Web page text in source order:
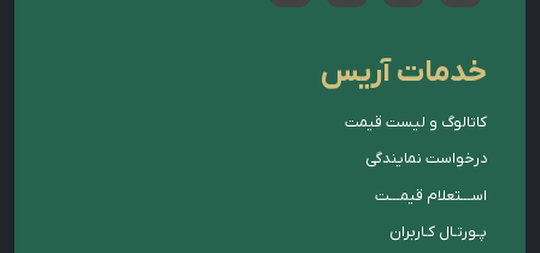
خدمات آریس
کاتالوگ و لیست قیمت
درخواست نمایندگی
اســـتعلام قیمـــت
پـورتـال کـاربران